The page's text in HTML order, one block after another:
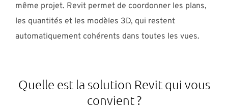
même projet. Revit permet de coordonner les plans,
les quantités et les modèles 3D, qui restent
automatiquement cohérents dans toutes les vues.
Quelle est la solution Revit qui vous
convient ?